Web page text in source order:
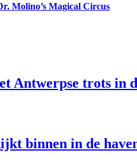
Molino’s Magical Circus
Antwerpse trots
binnen in de